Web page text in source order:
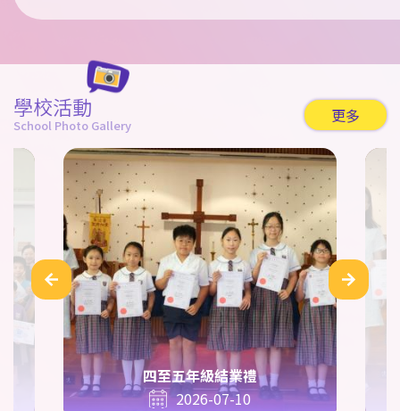
學校活動
School Photo Gallery 更多
四至五年級結業禮
2026-07-10